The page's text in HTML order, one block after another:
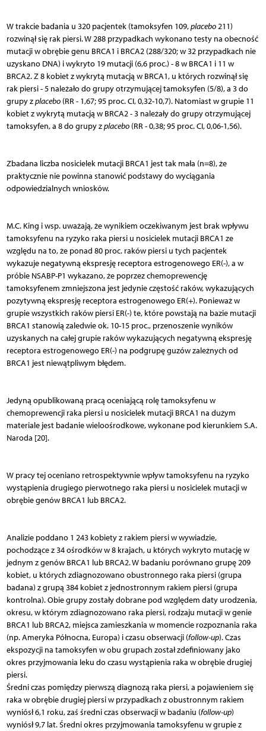
W trakcie badania u 320 pacjentek (tamoksyfen 109,placebo211)
rozwinął się rak piersi. W 288 przypadkach wykonano testy na obecność
mutacji w obrębie genu BRCA1 i BRCA2 (288/320; w 32 przypadkach nie
uzyskano DNA) i wykryto 19 mutacji (6,6 proc.) - 8 w BRCA1 i 11 w
BRCA2. Z 8 kobiet z wykrytą mutacją w BRCA1, u których rozwinął się
rak piersi - 5 należało do grupy otrzymującej tamoksyfen (5/8), a 3 do
grupy zplacebo(RR - 1,67; 95 proc. CI, 0,32-10,7). Natomiast w grupie 11
kobiet z wykrytą mutacją w BRCA2 - 3 należały do grupy otrzymującej
tamoksyfen, a 8 do grupy zplacebo(RR - 0,38; 95 proc. CI, 0,06-1,56).
Zbadana liczba nosicielek mutacji BRCA1 jest tak mała (n=8), że
praktycznie nie powinna stanowić podstawy do wyciągania
odpowiedzialnych wniosków.
M.C. King i wsp. uważają, że wynikiem oczekiwanym jest brak wpływu
tamoksyfenu na ryzyko raka piersi u nosicielek mutacji BRCA1 ze
względu na to, że ponad 80 proc. raków piersi u tych pacjentek
wykazuje negatywną ekspresję receptora estrogenowego ER(-), a w
próbie NSABP-P1 wykazano, że poprzez chemoprewencję
tamoksyfenem zmniejszona jest jedynie częstość raków, wykazujących
pozytywną ekspresję receptora estrogenowego ER(+). Ponieważ w
grupie wszystkich raków piersi ER(-) te, które powstają na bazie mutacji
BRCA1 stanowią zaledwie ok. 10-15 proc., przenoszenie wyników
uzyskanych na całej grupie raków wykazujących negatywną ekspresję
receptora estrogenowego ER(-) na podgrupę guzów zależnych od
BRCA1 jest niewątpliwym błędem.
Jedyną opublikowaną pracą oceniającą rolę tamoksyfenu w
chemoprewencji raka piersi u nosicielek mutacji BRCA1 na dużym
materiale jest badanie wieloośrodkowe, wykonane pod kierunkiem S.A.
Naroda [20].
W pracy tej oceniano retrospektywnie wpływ tamoksyfenu na ryzyko
wystąpienia drugiego pierwotnego raka piersi u nosicielek mutacji w
obrębie genów BRCA1 lub BRCA2.
Analizie poddano 1 243 kobiety z rakiem piersi w wywiadzie,
pochodzące z 34 ośrodków w 8 krajach, u których wykryto mutację w
jednym z genów BRCA1 lub BRCA2. W badaniu porównano grupę 209
kobiet, u których zdiagnozowano obustronnego raka piersi (grupa
badana) z grupą 384 kobiet z jednostronnym rakiem piersi (grupa
kontrolna). Obie grupy zostały dobrane pod względem daty urodzenia,
okresu, w którym zdiagnozowano raka piersi, rodzaju mutacji w genie
BRCA1 lub BRCA2, miejsca zamieszkania w momencie rozpoznania raka
(np. Ameryka Północna, Europa) i czasu obserwacji (follow-up). Czas
ekspozycji na tamoksyfen w obu grupach został zdefiniowany jako
okres przyjmowania leku do czasu wystąpienia raka w obrębie drugiej
piersi.
Średni czas pomiędzy pierwszą diagnozą raka piersi, a pojawieniem się
raka w obrębie drugiej piersi w przypadkach z obustronnym rakiem
wyniósł 6,1 roku, zaś średni czas obserwacji w badaniu (follow-up)
wyniósł 9,7 lat. Średni okres przyjmowania tamoksyfenu w grupie z